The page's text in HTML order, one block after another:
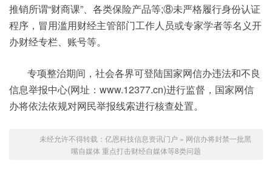
推销所谓“财商课”、各类保险产品等;⑧未严格履行身份认证
程序，冒用滥用财经主管部门工作人员或专家学者等名义开
办财经专栏、账号等。
专项整治期间，社会各界可登陆国家网信办违法和不良
信息举报中心(网址：www.12377.cn)进行监督，国家网信
办将依法依规对网民举报线索进行核查处置。
未经允许不得转载： 亿恩科技信息资讯门户 » 网信办将封禁一批黑
嘴自媒体 重点打击财经自媒体等8类问题